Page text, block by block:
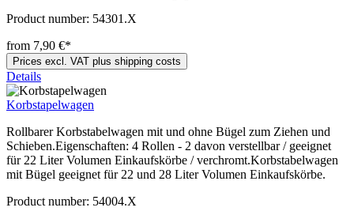
Product number: 54301.X
from 7,90 €*
Prices excl. VAT plus shipping costs
Details
Korbstapelwagen
Rollbarer Korbstabelwagen mit und ohne Bügel zum Ziehen und
Schieben.Eigenschaften: 4 Rollen - 2 davon verstellbar / geeignet
für 22 Liter Volumen Einkaufskörbe / verchromt.Korbstabelwagen
mit Bügel geeignet für 22 und 28 Liter Volumen Einkaufskörbe.
Product number: 54004.X